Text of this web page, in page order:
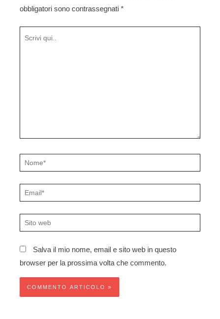
obbligatori sono contrassegnati *
Nome*
Email*
Sito
web
Salva il mio nome, email e sito web in questo
browser per la prossima volta che commento.